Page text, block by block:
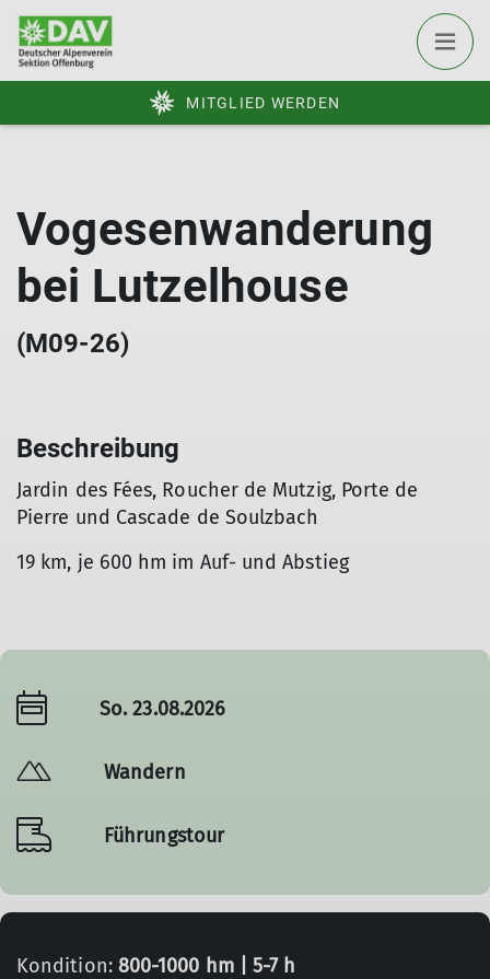
MITGLIED WERDEN
Vogesenwanderung
bei Lutzelhouse
(M09-26)
Beschreibung
Jardin des Fées, Roucher de Mutzig, Porte de
Pierre und Cascade de Soulzbach
19 km, je 600 hm im Auf- und Abstieg
So. 23.08.2026
Wandern
Führungstour
Kondition: 800-1000 hm | 5-7 h